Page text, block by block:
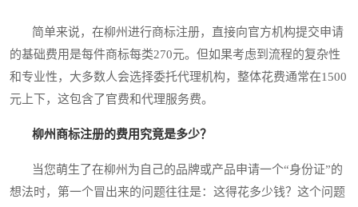
简单来说，在柳州进行商标注册，直接向官方机构提交申请
的基础费用是每件商标每类270元。但如果考虑到流程的复杂性
和专业性，大多数人会选择委托代理机构，整体花费通常在1500
元上下，这包含了官费和代理服务费。
柳州商标注册的费用究竟是多少？
当您萌生了在柳州为自己的品牌或产品申请一个“身份证”的
想法时，第一个冒出来的问题往往是：这得花多少钱？这个问题